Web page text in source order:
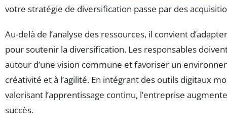
votre stratégie de diversification passe par des
Au-delà de l’analyse des ressources, il convient
pour soutenir la diversification. Les responsables
autour d’une vision commune et favoriser un
créativité et à l’agilité. En intégrant des outils digitaux
valorisant l’apprentissage continu, l’entreprise
succès.